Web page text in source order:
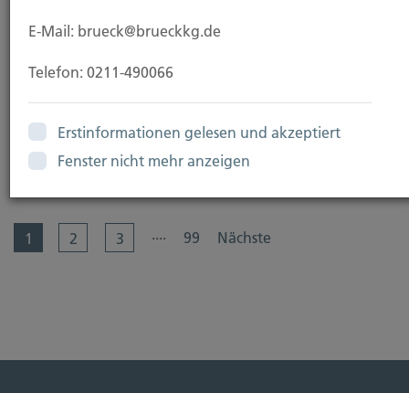
mit höheren Sozialabgaben rechnen. Grund ist die...
Weiterlesen
1 2 3 .... 99 Nächste
E-Mail: brueck@brueckkg.de
Telefon: 0211-490066
Erstinformationen gelesen und akzeptiert
Fenster nicht mehr anzeigen